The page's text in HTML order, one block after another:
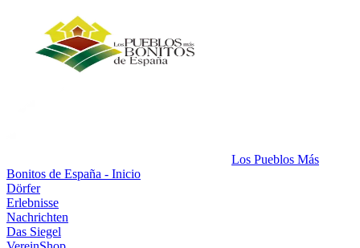
Los Pueblos Más
Bonitos de España - Inicio
Dörfer
Erlebnisse
Nachrichten
Das Siegel